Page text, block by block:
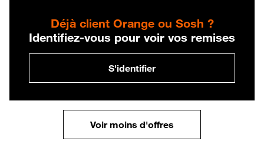
Déjà client Orange ou Sosh ?
Identifiez-vous pour voir vos remises
S'identifier
Voir moins d'offres